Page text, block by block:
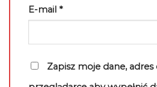
E-mail *
Zapisz moje dane,